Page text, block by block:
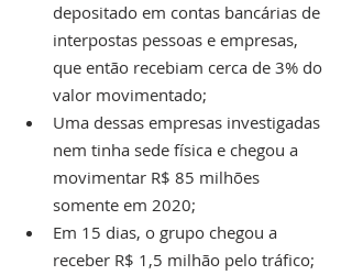
depositado em contas bancárias de
interpostas pessoas e empresas,
que então recebiam cerca de 3% do
valor movimentado;
Uma dessas empresas investigadas
nem tinha sede física e chegou a
movimentar R$ 85 milhões
somente em 2020;
Em 15 dias, o grupo chegou a
receber R$ 1,5 milhão pelo tráfico;